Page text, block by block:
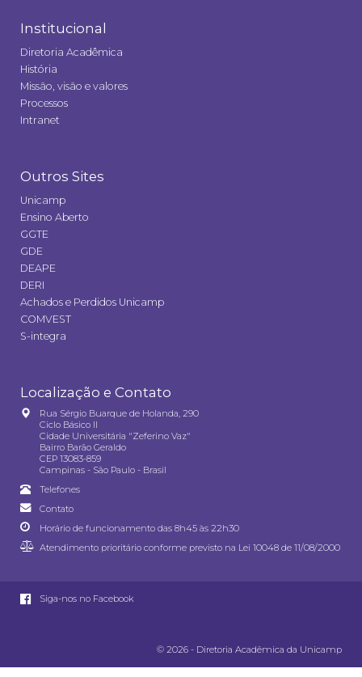
Institucional
Diretoria Acadêmica
História
Missão, visão e valores
Processos
Intranet
Outros Sites
Unicamp
Ensino Aberto
GGTE
GDE
DEAPE
DERI
Achados e Perdidos Unicamp
COMVEST
S-integra
Localização e Contato
Rua Sérgio Buarque de Holanda, 290
Ciclo Básico II
Cidade Universitária "Zeferino Vaz"
Bairro Barão Geraldo
CEP 13083-859
Campinas - São Paulo - Brasil
Telefones
Contato
Horário de funcionamento das 8h45 às 22h30
Atendimento prioritário conforme previsto na Lei 10048 de 11/08/2000
Siga-nos no Facebook
© 2026 - Diretoria Acadêmica da Unicamp